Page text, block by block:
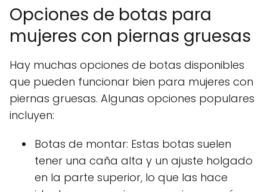
Opciones de botas para
mujeres con piernas gruesas
Hay muchas opciones de botas disponibles
que pueden funcionar bien para mujeres con
piernas gruesas. Algunas opciones populares
incluyen:
Botas de montar: Estas botas suelen
tener una caña alta y un ajuste holgado
en la parte superior, lo que las hace